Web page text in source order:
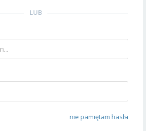
LUB
nie pamiętam hasła